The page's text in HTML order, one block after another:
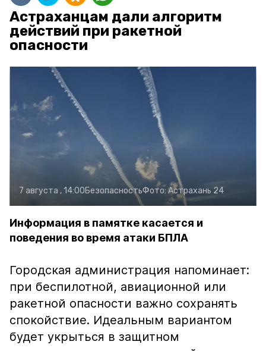
Астраханцам дали алгоритм
действий при ракетной
опасности
7 августа , 14:00БезопасностьФото: Астрахань 24
Информация в памятке касается и
поведения во время атаки БПЛА
Городская администрация напоминает:
при беспилотной, авиационной или
ракетной опасности важно сохранять
спокойствие. Идеальным вариантом
будет укрыться в защитном